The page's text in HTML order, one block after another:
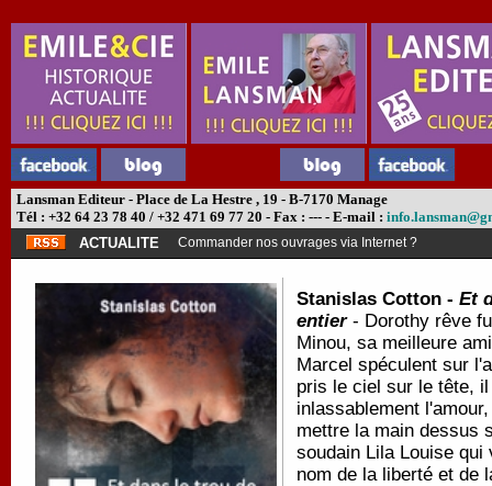
Lansman Editeur - Place de La Hestre , 19 - B-7170 Manage
Tél : +32 64 23 78 40 / +32 471 69 77 20 - Fax : --- - E-mail :
ACTUALITE
Commander nos ouvrages via Internet ?
Stanislas Cotton - Et
entier- Dorothy rêve
Minou, sa meilleure
Marcel spéculent sur
pris le ciel sur le tête,
inlassablement
mettre la main dessus
soudain Lila Louise
nom de la liberté et de